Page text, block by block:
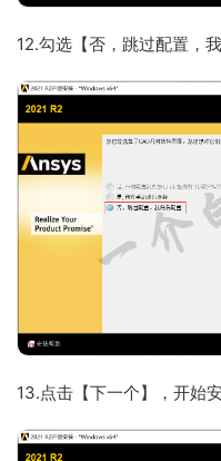
12.勾选【否，跳过配置，
13.点击【下一个】，开始